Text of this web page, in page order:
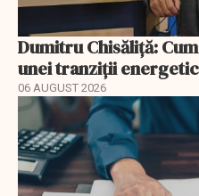
Dumitru Chisăliță:
unei tranziții
06 AUGUST 2026